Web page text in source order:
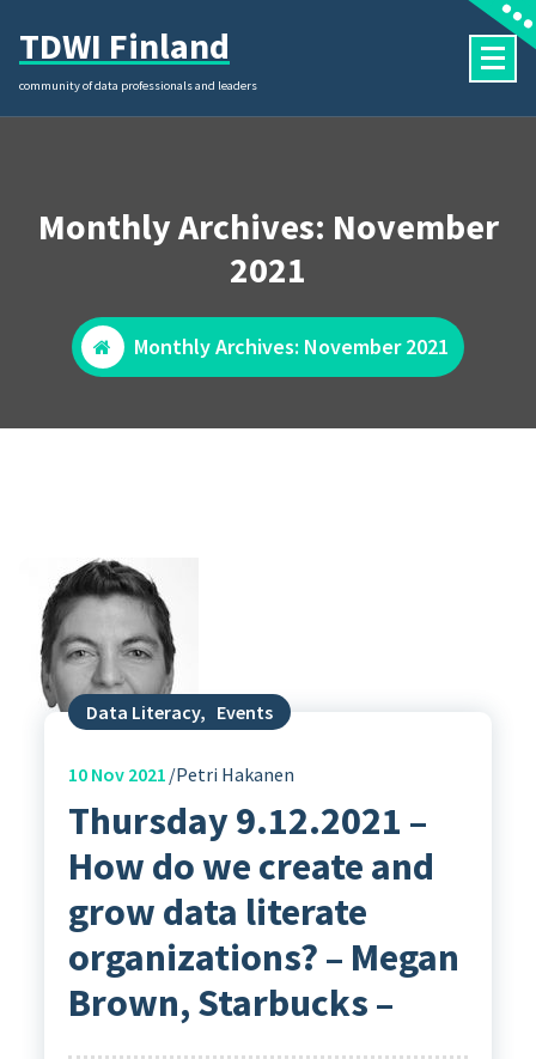
content
TDWI Finland
community of data professionals and leaders
Monthly Archives: November
2021
Monthly Archives: November 2021
Data Literacy, Events
10Nov 2021 Petri Hakanen
Thursday 9.12.2021 –
How do we create and
grow data literate
organizations? – Megan
Brown, Starbucks –